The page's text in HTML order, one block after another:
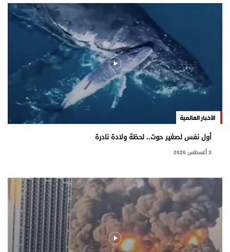
الأخبار العالمية
أول نفس لصغير حوت.. لحظة ولادة نادرة
3 أغسطس 2026